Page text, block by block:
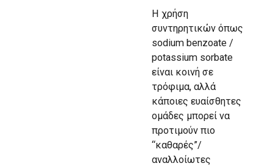
Η χρήση
συντηρητικών όπως
sodium benzoate /
potassium sorbate
είναι κοινή σε
τρόφιμα, αλλά
κάποιες ευαίσθητες
ομάδες μπορεί να
προτιμούν πιο
“καθαρές”/
αναλλοίωτες